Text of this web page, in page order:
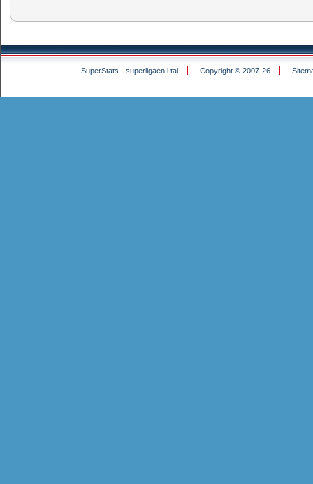
SuperStats - superligaen i tal Copyright © 2007-26